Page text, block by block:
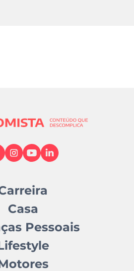
Casa
Pessoais